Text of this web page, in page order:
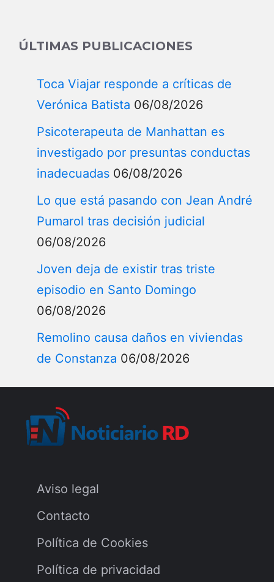
ÚLTIMAS PUBLICACIONES
Toca Viajar responde a críticas de
Verónica Batista 06/08/2026
Psicoterapeuta de Manhattan es
investigado por presuntas conductas
inadecuadas 06/08/2026
Lo que está pasando con Jean André
Pumarol tras decisión judicial
06/08/2026
Joven deja de existir tras triste
episodio en Santo Domingo
06/08/2026
Remolino causa daños en viviendas
de Constanza 06/08/2026
Aviso legal
Contacto
Política de Cookies
Política de privacidad